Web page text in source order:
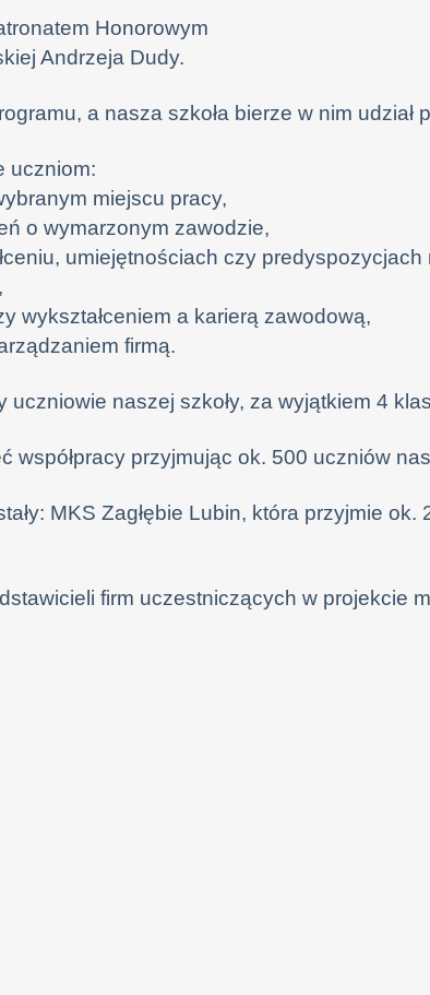
Honorowym
Andrzeja Dudy.
a nasza szkoła bierze w nim udział
uczniom:
miejscu pracy,
o wymarzonym zawodzie,
umiejętnościach czy
wykształceniem a karierą zawodową,
firmą.
naszej szkoły, za wyjątkiem 4
współpracy przyjmując ok. 500 uczniów
MKS Zagłębie Lubin, która przyjmie ok.
firm uczestniczących w projekcie